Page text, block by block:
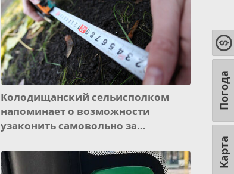
Колодищанский сельисполком
напоминает о возможности
узаконить самовольно за…
Карта
Погода